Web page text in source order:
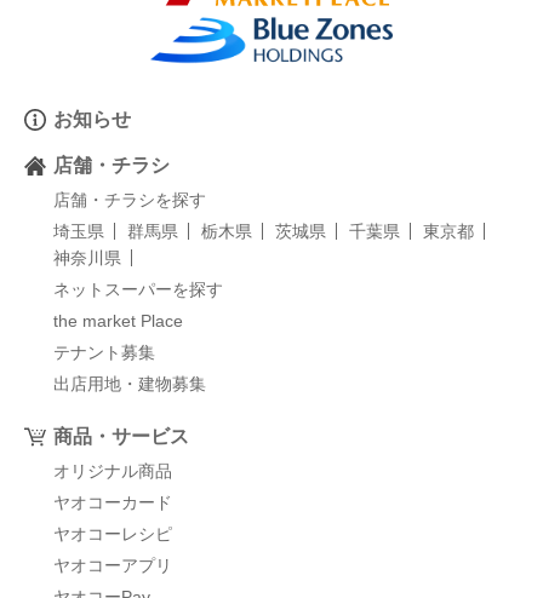
お知らせ
店舗・チラシ
店舗・チラシを探す
埼玉県
群馬県 栃木県 茨城県 千葉県
東京都
神奈川県
ネットスーパーを探す
the market Place
テナント募集
出店用地・建物募集
商品・サービス
オリジナル商品
ヤオコーカード
ヤオコーレシピ
ヤオコーアプリ